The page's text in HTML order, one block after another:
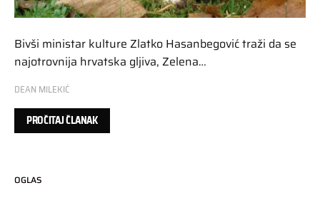
Bivši ministar kulture Zlatko Hasanbegović traži da se
najotrovnija hrvatska gljiva, Zelena…
DEAN MILEKIĆ
PROČITAJ ČLANAK
OGLAS